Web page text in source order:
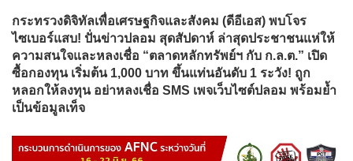
กระทรวงดิจิทัลเพื่อเศรษฐกิจและสังคม (ดีอีเอส) พบโจร
ไซเบอร์แสบ! ปั่นข่าวปลอม สุดสัปดาห์ ล่าสุดประชาชนแห่ให้
ความสนใจและหลงเชื่อ “ตลาดหลักทรัพย์ฯ กับ ก.ล.ต.” เปิด
ซื้อกองทุน เริ่มต้น 1,000 บาท ขึ้นแท่นอันดับ 1 ระวัง! ถูก
หลอกให้ลงทุน อย่าหลงเชื่อ SMS เพจเว็บไซต์ปลอม พร้อมย้ำ
เป็นข้อมูลเท็จ